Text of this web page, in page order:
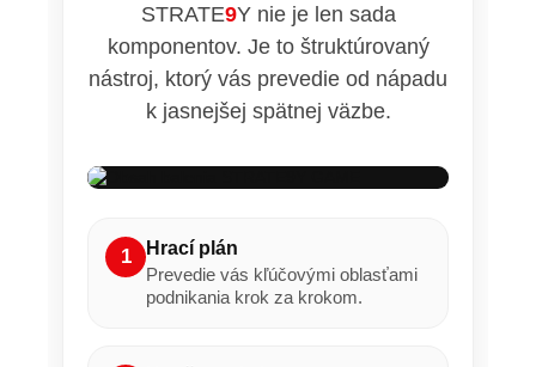
STRATE9Y nie je len sada
komponentov. Je to štruktúrovaný
nástroj, ktorý vás prevedie od nápadu
k jasnejšej spätnej väzbe.
1 Hrací plán
Prevedie vás kľúčovými oblasťami
podnikania krok za krokom.